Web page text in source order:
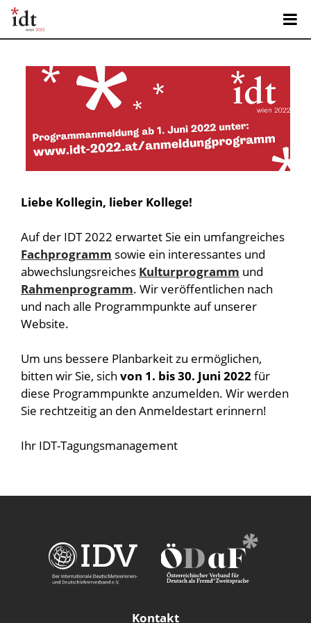
Liebe Kollegin, lieber Kollege!
Auf der IDT 2022 erwartet Sie ein umfangreiches
Fachprogramm sowie ein interessantes und
abwechslungsreiches Kulturprogramm und
Rahmenprogramm. Wir veröffentlichen nach
und nach alle Programmpunkte auf unserer
Website.
Um uns bessere Planbarkeit zu ermöglichen,
bitten wir Sie, sich von 1. bis 30. Juni 2022für
diese Programmpunkte anzumelden. Wir werden
Sie rechtzeitig an den Anmeldestart erinnern!
Ihr IDT-Tagungsmanagement
Kontakt